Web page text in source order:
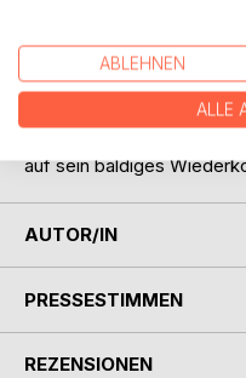
hatte und hat, uns alle
Echte Fröhlichkeit kommt
Jesus Christus. Die gibt
auf sein baldiges
AUTOR/IN
PRESSESTIMMEN
REZENSIONEN
ABLEHNEN
ALLE